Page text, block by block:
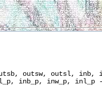
outsw, outsl, inb,
inb_p, inw_p, inl_p